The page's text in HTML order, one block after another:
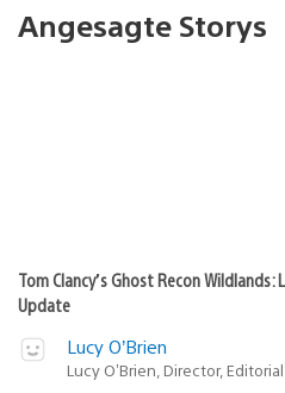
Angesagte Storys
Tom Clancy’s Ghost Recon
Update
Lucy O’Brien
Lucy O’Brien, Director,